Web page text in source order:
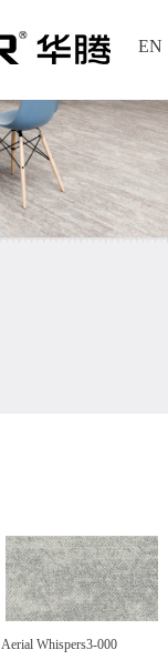
EN
Aerial Whispers3-000